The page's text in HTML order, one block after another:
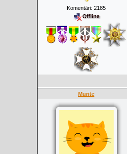
Komentāri: 2185
Murīte